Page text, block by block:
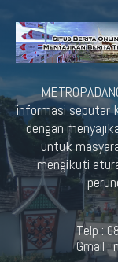
informasi seputar
dengan
untuk
mengikuti
Telp :
Gmail :